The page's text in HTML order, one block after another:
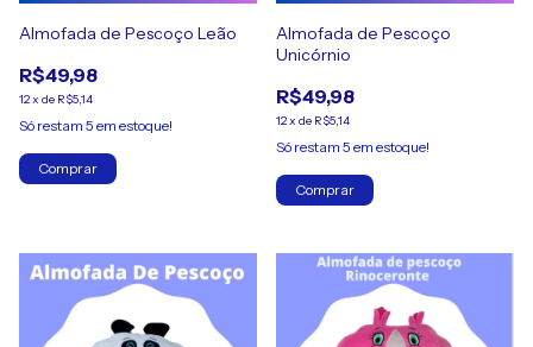
Almofada de Pescoço Leão
R$49,98
12x de R$5,14
Só restam 5 em estoque!
Almofada de Pescoço
Unicórnio
R$49,98
12x de R$5,14
Só restam 5 em estoque!